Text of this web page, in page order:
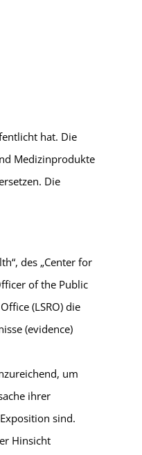
hat. Die
Medizinprodukte
Die
des „Center for
of the Public
(LSRO) die
(evidence)
um
ihrer
sind.
Hinsicht